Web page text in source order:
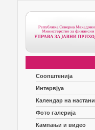
Соопштенија
Интервјуа
Календар на настани
Фото галерија
Кампањи и видео